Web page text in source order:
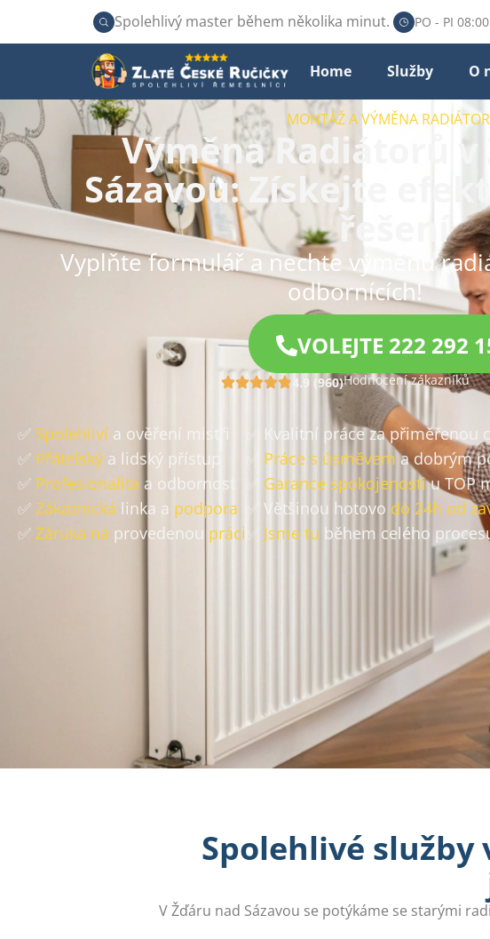
Spolehlivý master během několika minut. PO - PI
Home Služby O
MONTÁŽ A VÝMĚNA
Výměna Radiátorů v
Sázavou: Získejte
řešení
Vyplňte formulář a nechte výměnu
odbornících!
VOLEJTE 222 292
4.9 (960)Hodnocení zákazníků
✅ Spolehliví a ověření mistři
✅ Přátelský a lidský přístup
✅ Profesionalita a odbornost
✅ Zákaznická linka a podpora
✅ Záruka na provedenou práci
✅ Kvalitní práce za přiměřenou
✅ Práce s úsměvema dobrým
✅ Garance spokojenostiu TOP
✅ Většinou hotovo do 24h od
✅ Jsme tu během celého
Spolehlivé
V Žďáru nad Sázavou se potýkáme se starými